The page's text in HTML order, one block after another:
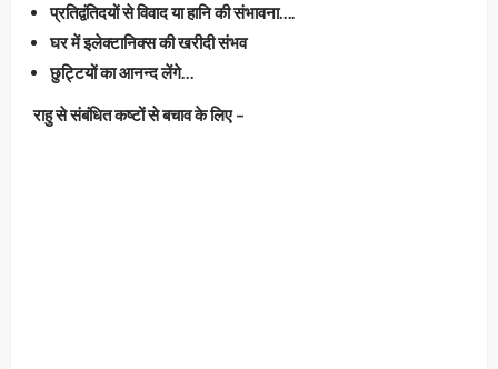
प्रतिद्वंतिदयों से विवाद या हानि की संभावना….
घर में इलेक्टानिक्स की खरीदी संभव
छुट्टियों का आनन्द लेंगे…
राहु से संबंधित कष्टों से बचाव के लिए –